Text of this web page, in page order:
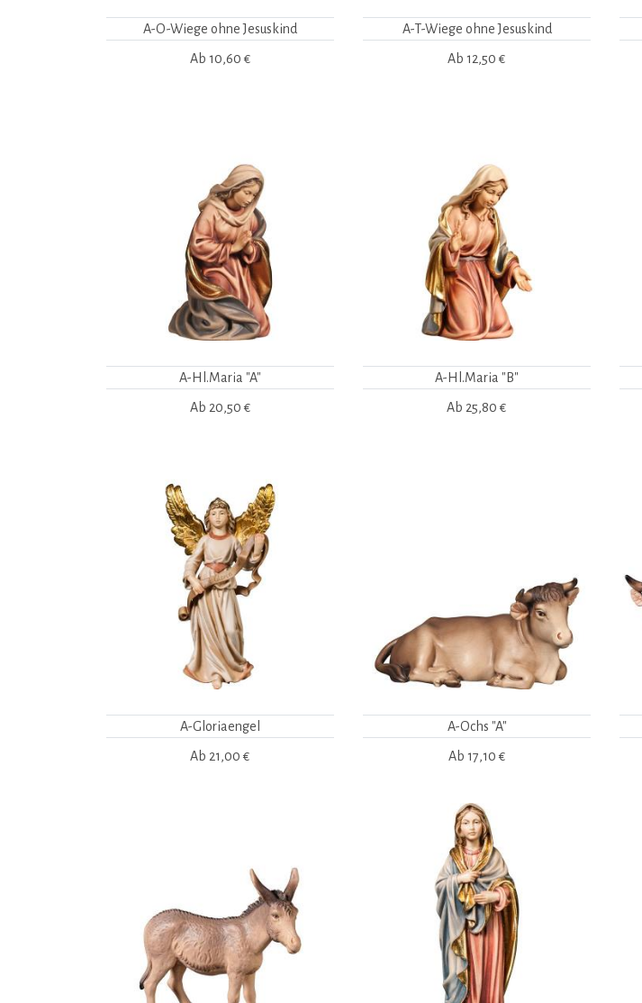
A-O-Wiege ohne Jesuskind
Ab 10,60 €
A-T-Wiege ohne Jesuskind
Ab 12,50 €
A-Hl.Maria "A"
Ab 20,50 €
A-Hl.Maria "B"
Ab 25,80 €
A-Gloriaengel
Ab 21,00 €
A-Ochs "A"
Ab 17,10 €